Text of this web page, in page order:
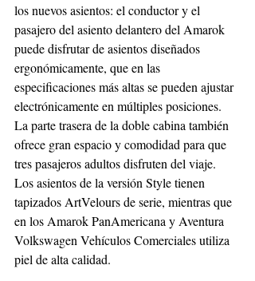
los nuevos asientos: el conductor y el
pasajero del asiento delantero del Amarok
puede disfrutar de asientos diseñados
ergonómicamente, que en las
especificaciones más altas se pueden ajustar
electrónicamente en múltiples posiciones.
La parte trasera de la doble cabina también
ofrece gran espacio y comodidad para que
tres pasajeros adultos disfruten del viaje.
Los asientos de la versión Style tienen
tapizados ArtVelours de serie, mientras que
en los Amarok PanAmericana y Aventura
Volkswagen Vehículos Comerciales utiliza
piel de alta calidad.